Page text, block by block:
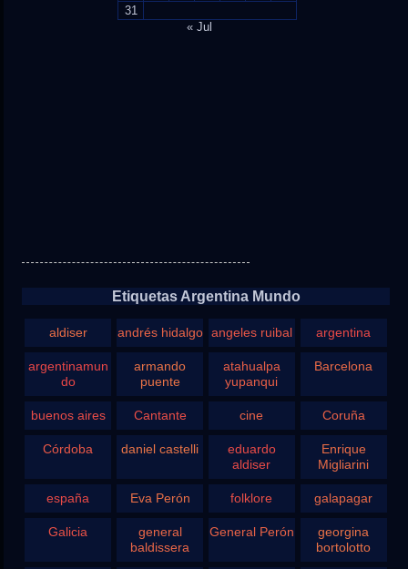
31
« Jul
Etiquetas Argentina Mundo
aldiser andrés hidalgo angeles ruibal argentina
argentinamun
do
armando
puente
atahualpa
yupanqui
Barcelona
buenos aires Cantante cine Coruña
Córdoba daniel castelli
eduardo
aldiser
Enrique
Migliarini
españa Eva Perón folklore galapagar
Galicia
general
baldissera
General Perón
georgina
bortolotto